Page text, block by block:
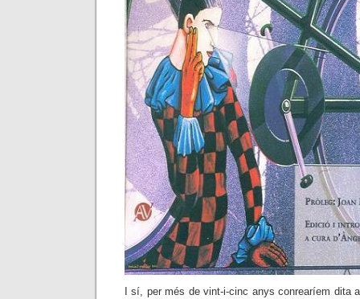
I sí, per més de vint-i-cinc anys conrearíem dita